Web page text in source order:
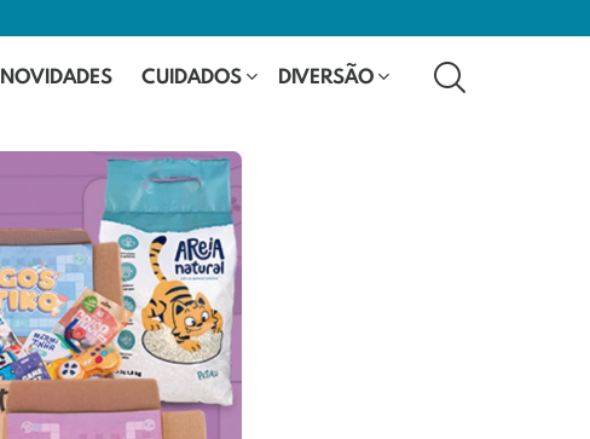
NOVIDADES CUIDADOS DIVERSÃO